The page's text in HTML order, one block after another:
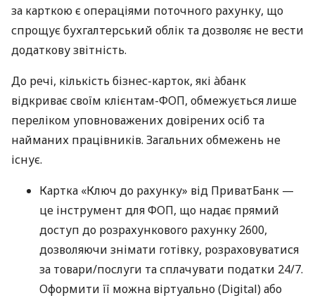
за карткою є операціями поточного рахунку, що
спрощує бухгалтерський облік та дозволяє не вести
додаткову звітність.
До речі, кількість бізнес-карток, які àбанк
відкриває своїм клієнтам-ФОП, обмежується лише
переліком уповноважених довірених осіб та
найманих працівників. Загальних обмежень не
існує.
Картка «Ключ до рахунку» від ПриватБанк —
це інструмент для ФОП, що надає прямий
доступ до розрахункового рахунку 2600,
дозволяючи знімати готівку, розраховуватися
за товари/послуги та сплачувати податки 24/7.
Оформити її можна віртуально (Digital) або